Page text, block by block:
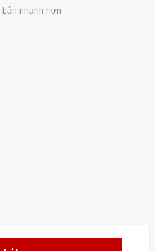
bán nhanh hơn